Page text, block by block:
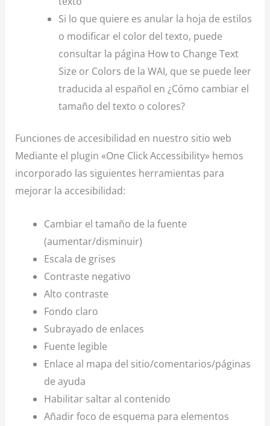
Si lo que quiere es anular la hoja de estilos
o modificar el color del texto, puede
consultar la página How to Change Text
Size or Colors de la WAI, que se puede leer
traducida al español en ¿Cómo cambiar el
tamaño del texto o colores?
Funciones de accesibilidad en nuestro sitio web
Mediante el plugin «One Click Accessibility» hemos
incorporado las siguientes herramientas para
mejorar la accesibilidad:
Cambiar el tamaño de la fuente
(aumentar/disminuir)
Escala de grises
Contraste negativo
Alto contraste
Fondo claro
Subrayado de enlaces
Fuente legible
Enlace al mapa del sitio/comentarios/páginas
de ayuda
Habilitar saltar al contenido
Añadir foco de esquema para elementos